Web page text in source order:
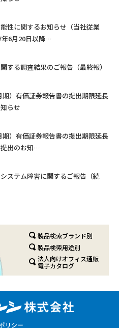
性に関するお知らせ（当社従業
年6月20日以降…
する調査結果のご報告（最終報）
期）有価証券報告書の提出期限延長
らせ
期）有価証券報告書の提出期限延長
出のお知…
ステム障害に関するご報告（続
製品検索ブランド別
製品検索用途別
法人向けオフィス通販
電子カタログ
リシー